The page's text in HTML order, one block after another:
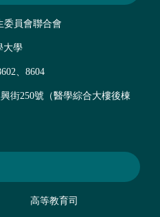
委員會聯合會
大學
、8604
街250號（醫學綜合大樓後棟
高等教育司